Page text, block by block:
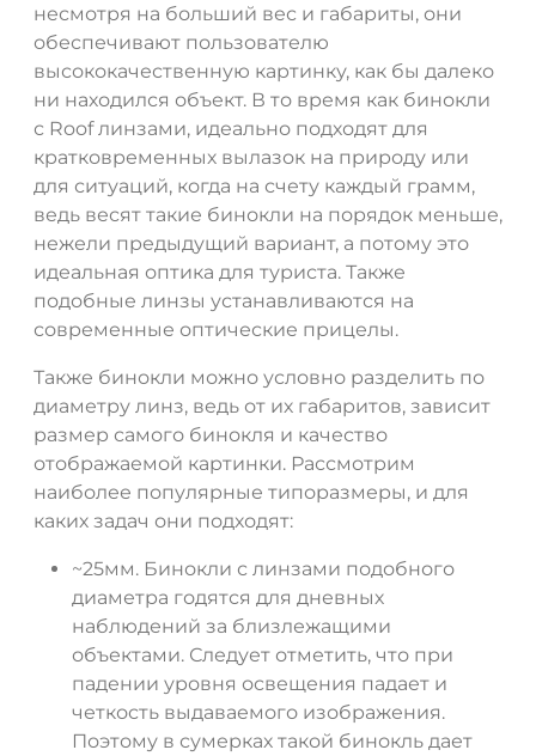
несмотря на больший вес и габариты, они
обеспечивают пользователю
высококачественную картинку, как бы далеко
ни находился объект. В то время как бинокли
с Roof линзами, идеально подходят для
кратковременных вылазок на природу или
для ситуаций, когда на счету каждый грамм,
ведь весят такие бинокли на порядок меньше,
нежели предыдущий вариант, а потому это
идеальная оптика для туриста. Также
подобные линзы устанавливаются на
современные оптические прицелы.
Также бинокли можно условно разделить по
диаметру линз, ведь от их габаритов, зависит
размер самого бинокля и качество
отображаемой картинки. Рассмотрим
наиболее популярные типоразмеры, и для
каких задач они подходят:
~25мм. Бинокли с линзами подобного
диаметра годятся для дневных
наблюдений за близлежащими
объектами. Следует отметить, что при
падении уровня освещения падает и
четкость выдаваемого изображения.
Поэтому в сумерках такой бинокль дает